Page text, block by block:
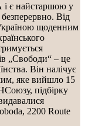
є найстаршою у
Від
щоденним
„Свободи“ – це
Він налічує
яке вийшло 15
підбірку
2200 Route